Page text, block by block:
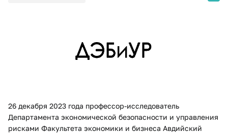
26 декабря 2023 года профессор-исследователь
Департамента экономической безопасности и управления
рисками Факультета экономики и бизнеса Авдийский